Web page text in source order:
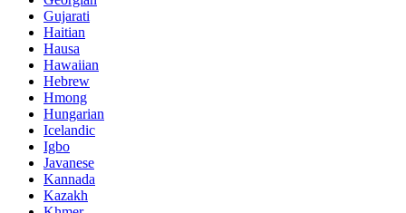
Gujarati
Haitian
Hausa
Hawaiian
Hebrew
Hmong
Hungarian
Icelandic
Igbo
Javanese
Kannada
Kazakh